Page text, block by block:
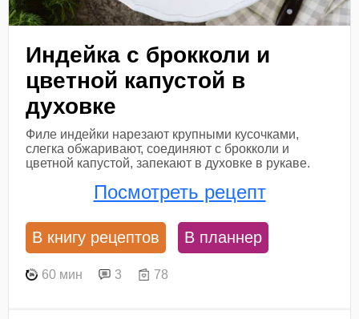
Индейка с брокколи и
цветной капустой в
духовке
Филе индейки нарезают крупными кусочками,
слегка обжаривают, соединяют с брокколи и
цветной капустой, запекают в духовке в рукаве.
Посмотреть рецепт
В книгу рецептов В планнер
60 мин 3 78